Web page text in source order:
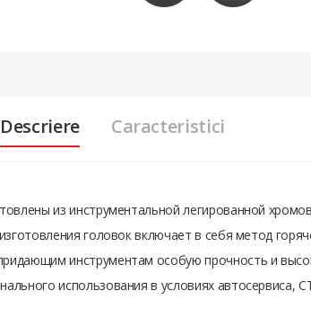
Descriere Caracteristici
из инструментальной легированной
головок включает в себя метод
инструментам особую прочность и
использования в условиях автосервиса,